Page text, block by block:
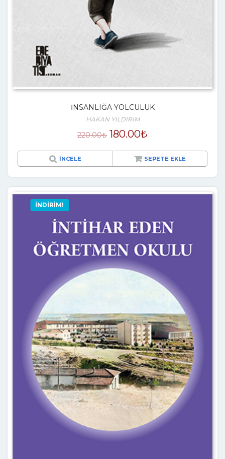
İNSANLIĞA YOLCULUK
HAKAN YILDIRIM
220.00₺ 180.00₺
İNCELE SEPETE EKLE
İNDIRIM!